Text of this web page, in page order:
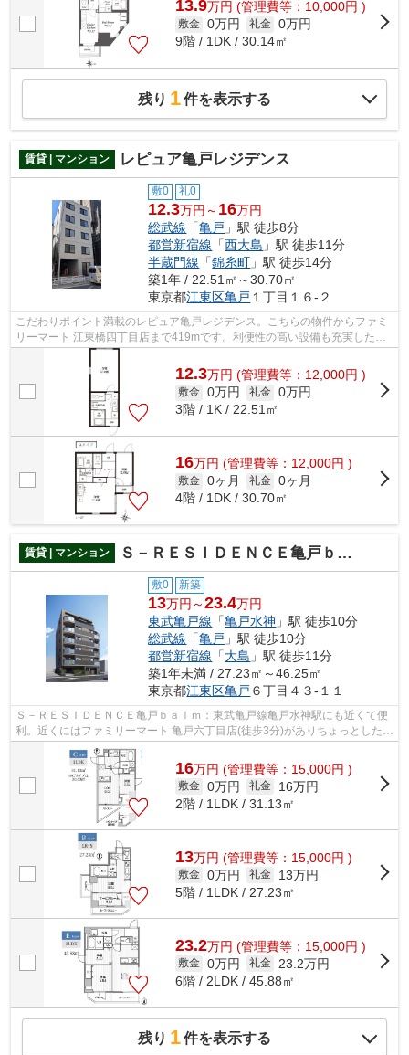
13.9万円 (管理費等：10,000円 )
敷金 0万円 礼金 0万円
9階 / 1DK / 30.14㎡
残り 1件を表示する
賃貸 | マンション レピュア亀戸レジデンス
敷0 礼0
12.3万円～ 16万円
総武線 「亀戸 」駅 徒歩8分
都営新宿線 「西大島 」駅 徒歩11分
半蔵門線 「錦糸町 」駅 徒歩14分
築1年 / 22.51㎡～30.70㎡
東京都江東区亀戸 １丁目１６-２
こだわりポイント満載のレピュア亀戸レジデンス。こちらの物件からファミ
リーマート 江東橋四丁目店まで419mです。利便性の高い設備も充実した、
高ニーズな2024年築の物件です。こちら...
12.3万円 (管理費等：12,000円 )
敷金 0万円 礼金 0万円
3階 / 1K / 22.51㎡
16万円 (管理費等：12,000円 )
敷金 0ヶ月 礼金 0ヶ月
4階 / 1DK / 30.70㎡
賃貸 | マンション Ｓ－ＲＥＳＩＤＥＮＣＥ亀戸ｂａｌｍ
敷0 新築
13万円～23.4万円
東武亀戸線 「亀戸水神 」駅 徒歩10分
総武線 「亀戸 」駅 徒歩10分
都営新宿線 「大島 」駅 徒歩11分
築1年未満 / 27.23㎡～46.25㎡
東京都江東区亀戸 ６丁目４３-１１
Ｓ－ＲＥＳＩＤＥＮＣＥ亀戸ｂａｌｍ：東武亀戸線亀戸水神駅にも近くて便
利。近くにはファミリーマート 亀戸六丁目店(徒歩3分)がありちょっとした買
い物に便利です。ニーズの高い、202...
16万円 (管理費等：15,000円 )
敷金 0万円 礼金
16万円
2階 / 1LDK / 31.13㎡
13万円 (管理費等：15,000円 )
敷金 0万円 礼金
13万円
5階 / 1LDK / 27.23㎡
23.2万円 (管理費等：15,000円 )
敷金 0万円 礼金
23.2万円
6階 / 2LDK / 45.88㎡
残り 1件を表示する